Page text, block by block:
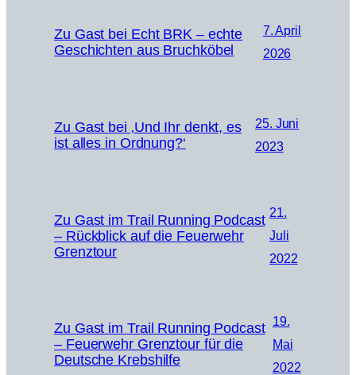
Zu Gast bei Echt BRK – echte
Geschichten aus Bruchköbel
7. April
2026
Zu Gast bei ‚Und Ihr denkt, es
ist alles in Ordnung?‘
25. Juni
2023
Zu Gast im Trail Running Podcast
– Rückblick auf die Feuerwehr
Grenztour
21.
Juli
2022
Zu Gast im Trail Running Podcast
– Feuerwehr Grenztour für die
Deutsche Krebshilfe
19.
Mai
2022